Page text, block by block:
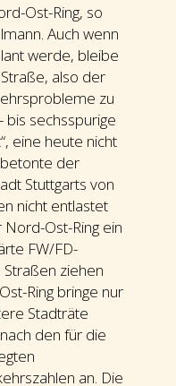
Ost-Ring, so
Auch wenn
werde, bleibe
also der
zu
bis sechsspurige
eine heute nicht
der
Stuttgarts von
nicht entlastet
Ost-Ring ein
FW/FD-
Straßen ziehen
Ring bringe nur
Stadträte
den für die
an. Die